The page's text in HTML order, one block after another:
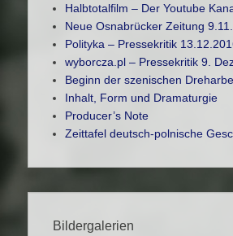
Halbtotalfilm – Der Youtube
Neue Osnabrücker Zeitung
Polityka – Pressekritik
wyborcza.pl – Pressekritik 9.
Beginn der szenischen
Inhalt, Form und Dramaturgie
Producer’s Note
Zeittafel deutsch-polnische
Bildergalerien